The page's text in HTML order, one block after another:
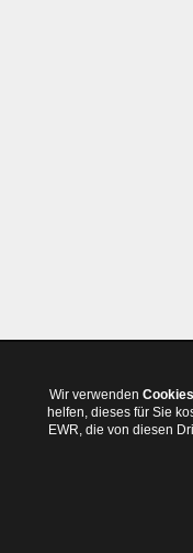
Wir verwenden Cookies
helfen, dieses für Sie
EWR, die von diesen